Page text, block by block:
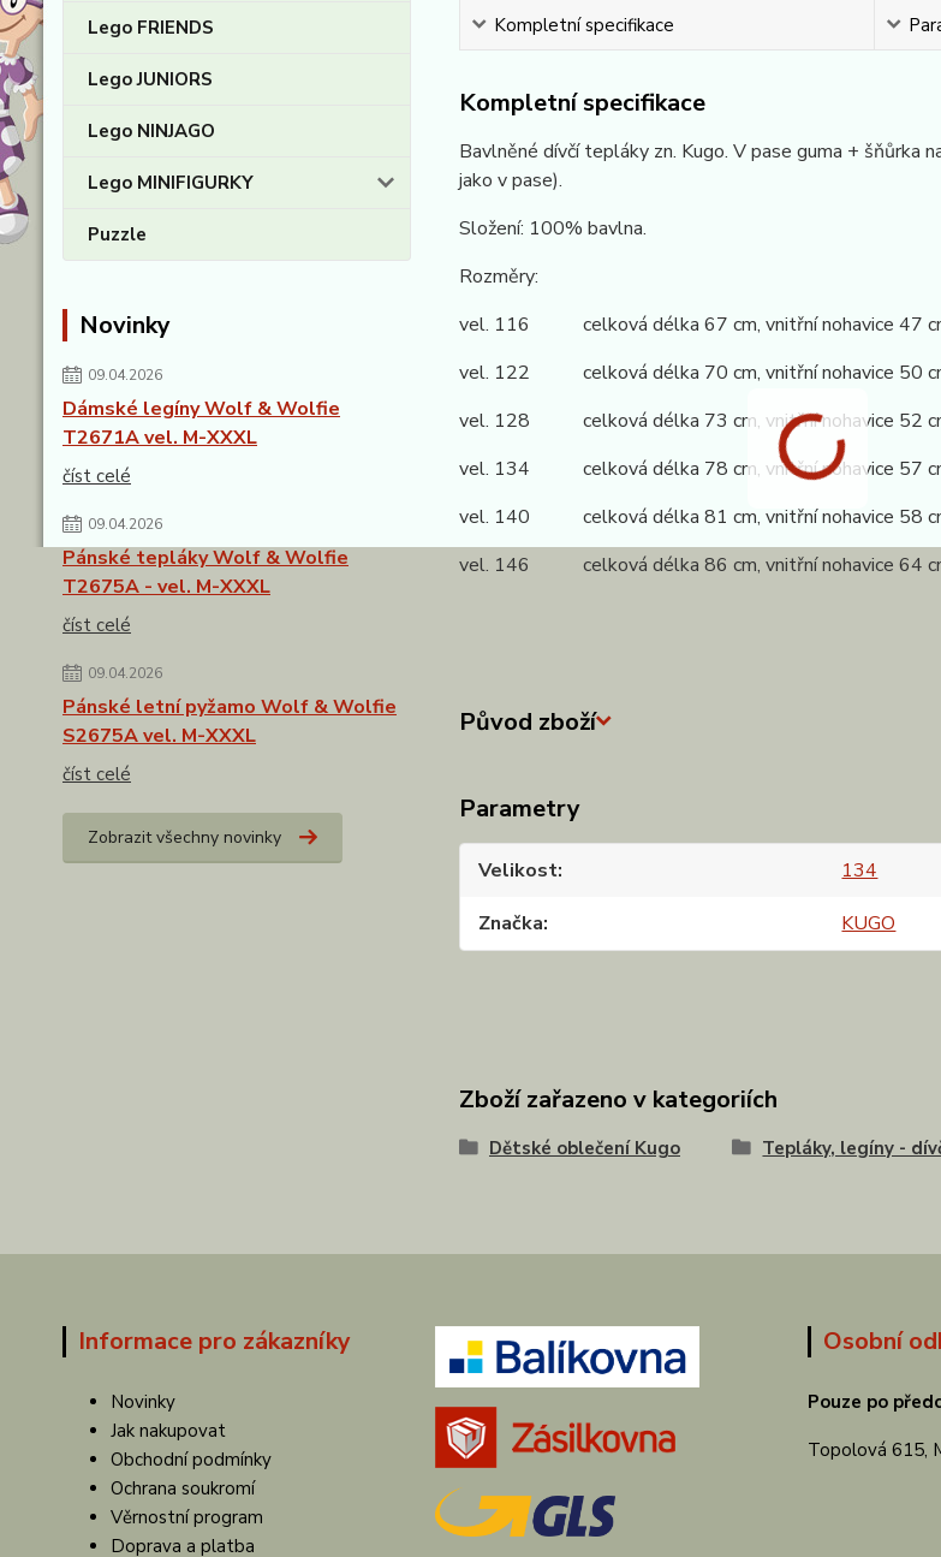
Lego FRIENDS
Lego JUNIORS
Lego NINJAGO
Lego MINIFIGURKY
Puzzle
Novinky
09.04.2026
Dámské legíny Wolf & Wolfie
T2671A vel. M-XXXL
číst celé
09.04.2026
Pánské tepláky Wolf & Wolfie
T2675A - vel. M-XXXL
číst celé
09.04.2026
Pánské letní pyžamo Wolf & Wolfie
S2675A vel. M-XXXL
číst celé
Zobrazit všechny novinky
Kompletní specifikace
Kompletní specifikace
Bavlněné dívčí tepláky zn. Kugo. V pase guma + šňůrka
jako v pase).
Složení: 100% bavlna.
Rozměry:
vel. 116 celková délka 67 cm, vnitřní nohavice 47
vel. 122 celková délka 70 cm, vnitřní nohavice 50
vel. 128 celková délka 73 cm, vnitřní nohavice 52
vel. 134 celková délka 78 cm, vnitřní nohavice 57
vel. 140 celková délka 81 cm, vnitřní nohavice 58
vel. 146 celková délka 86 cm, vnitřní nohavice 64
Původ zboží
Parametry
Velikost
134
Značka
KUGO
Zboží zařazeno v kategoriích
Dětské oblečení Kugo Tepláky, legíny -
Informace pro zákazníky
Novinky
Jak nakupovat
Obchodní podmínky
Ochrana soukromí
Věrnostní program
Doprava a platba
Osobní
Pouze po
Topolová 615,